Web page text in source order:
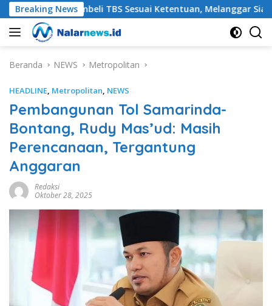
Langsung
ke
konten
Breaking News
Membeli TBS Sesuai Ketentuan, Melanggar Siap-siap
Beranda NEWS Metropolitan
HEADLINE, Metropolitan, NEWS
Pembangunan Tol Samarinda-
Bontang, Rudy Mas’ud: Masih
Perencanaan, Tergantung
Anggaran
Redaksi
Oktober 28, 2025